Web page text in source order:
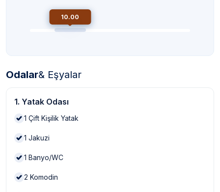
10.00
Odalar& Eşyalar
1. Yatak Odası
1 Çift Kişilik Yatak
1 Jakuzi
1 Banyo/WC
2 Komodin